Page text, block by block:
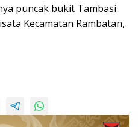
puncak bukit Tambasi
Kecamatan Rambatan,